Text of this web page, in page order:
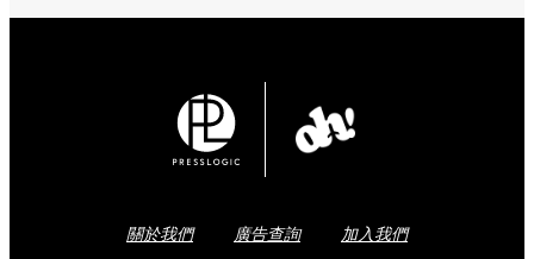
關於我們 廣告查詢 加入我們